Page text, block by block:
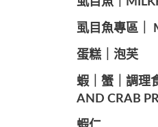
虱目魚專區｜
️蛋糕｜泡芙
蝦｜蟹｜調理
AND CRAB